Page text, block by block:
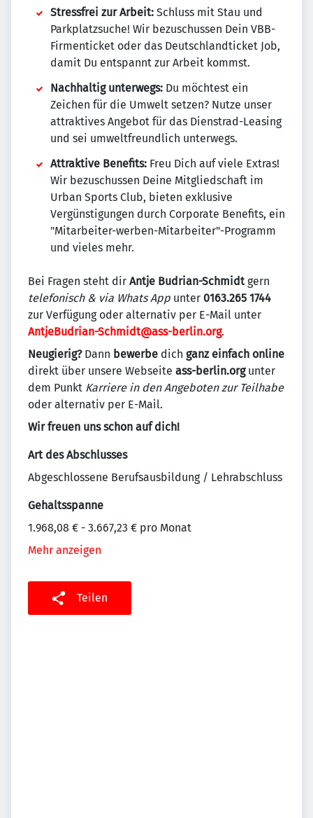
Stressfrei zur Arbeit: Schluss mit Stau und
Parkplatzsuche! Wir bezuschussen Dein VBB-
Firmenticket oder das Deutschlandticket Job,
damit Du entspannt zur Arbeit kommst.
Nachhaltig unterwegs: Du möchtest ein
Zeichen für die Umwelt setzen? Nutze unser
attraktives Angebot für das Dienstrad-Leasing
und sei umweltfreundlich unterwegs.
Attraktive Benefits: Freu Dich auf viele Extras!
Wir bezuschussen Deine Mitgliedschaft im
Urban Sports Club, bieten exklusive
Vergünstigungen durch Corporate Benefits, ein
"Mitarbeiter-werben-Mitarbeiter"-Programm
und vieles mehr.
Bei Fragen steht dir Antje Budrian-Schmidtgern
telefonisch & via Whats App unter 0163.265 1744
zur Verfügung oder alternativ per E-Mail unter
AntjeBudrian-Schmidt@ass-berlin.org.
Neugierig?Dann bewerbe dich ganz einfach online
direkt über unsere Webseite ass-berlin.orgunter
dem Punkt Karriere in den Angeboten zur Teilhabe
oder alternativ per E-Mail.
Wir freuen uns schon auf dich!
Art des Abschlusses
Abgeschlossene Berufsausbildung / Lehrabschluss
Gehaltsspanne
1.968,08 € - 3.667,23 € pro Monat
Mehr anzeigen
Teilen